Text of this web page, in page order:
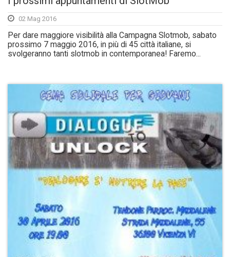
02 Mag 2016
Per dare maggiore visibilità alla Campagna Slotmob, sabato
prossimo 7 maggio 2016, in più di 45 città italiane, si
svolgeranno tanti slotmob in contemporanea! Faremo...